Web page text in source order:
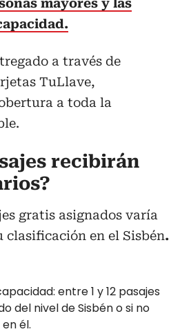
mayores y las
a través de
TuLlave,
a toda la
recibirán
gratis asignados varía
clasificación en el Sisbén.
entre 1 y 12 pasajes
del nivel de Sisbén o si no
él.